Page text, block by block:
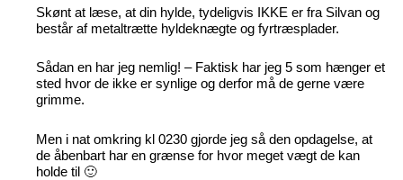
Skønt at læse, at din hylde, tydeligvis IKKE er fra Silvan og
består af metaltrætte hyldeknægte og fyrtræsplader.
Sådan en har jeg nemlig! – Faktisk har jeg 5 som hænger et
sted hvor de ikke er synlige og derfor må de gerne være
grimme.
Men i nat omkring kl 0230 gjorde jeg så den opdagelse, at
de åbenbart har en grænse for hvor meget vægt de kan
holde til 🙂